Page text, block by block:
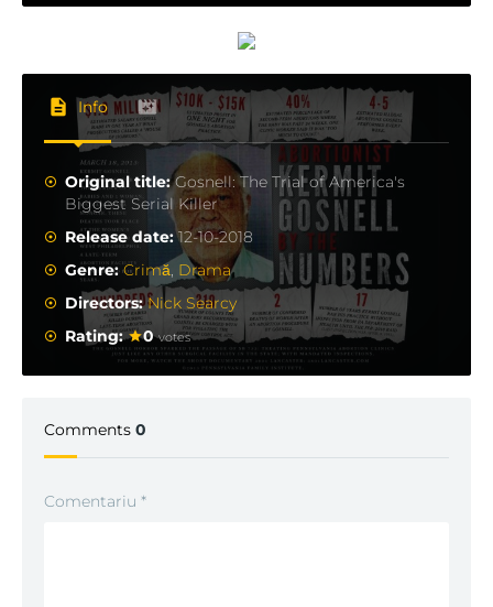
Info
Original title:Gosnell: The Trial of America's
Biggest Serial Killer
Release date:12-10-2018
Genre:Crimă, Drama
Directors:Nick Searcy
Rating:
0 votes
Comments 0
Comentariu *